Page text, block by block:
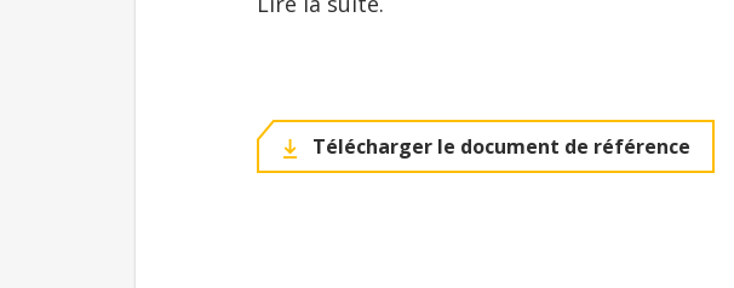
Télécharger le document de référence